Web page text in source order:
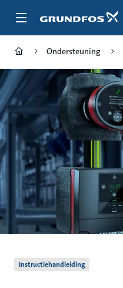
naar
Ondersteuning
Instructiehandleiding